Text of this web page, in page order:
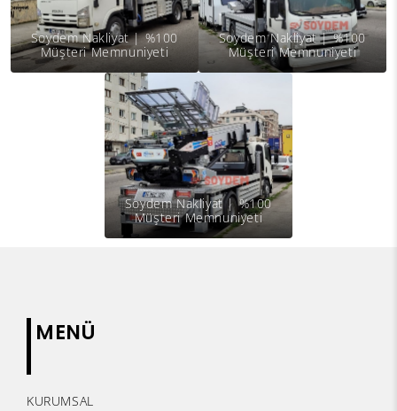
Soydem Nakliyat | %100
Müşteri Memnuniyeti
Soydem Nakliyat | %100
Müşteri Memnuniyeti
Soydem Nakliyat | %100
Müşteri Memnuniyeti
MENÜ
KURUMSAL